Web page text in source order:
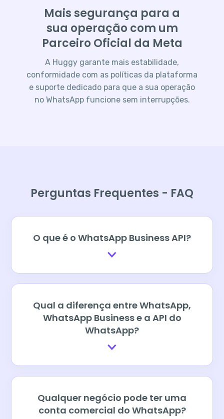
Mais segurança para a
sua operação com um
Parceiro Oficial da Meta
A Huggy garante mais estabilidade,
conformidade com as políticas da plataforma
e suporte dedicado para que a sua operação
no WhatsApp funcione sem interrupções.
Perguntas Frequentes - FAQ
O que é o WhatsApp Business API?
Qual a diferença entre WhatsApp,
WhatsApp Business e a API do
WhatsApp?
Qualquer negócio pode ter uma
conta comercial do WhatsApp?